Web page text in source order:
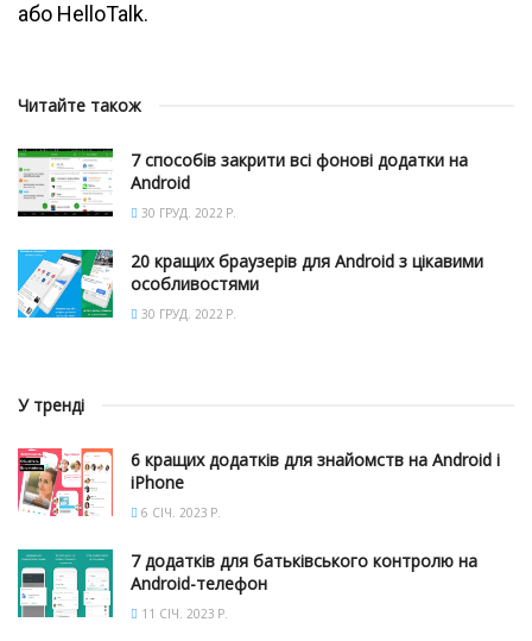
або HelloTalk.
Читайте також
7 способів закрити всі фонові додатки на
Android
30 ГРУД. 2022 Р.
20 кращих браузерів для Android з цікавими
особливостями
30 ГРУД. 2022 Р.
У тренді
6 кращих додатків для знайомств на Android і
iPhone
6 СІЧ. 2023 Р.
7 додатків для батьківського контролю на
Android-телефон
11 СІЧ. 2023 Р.